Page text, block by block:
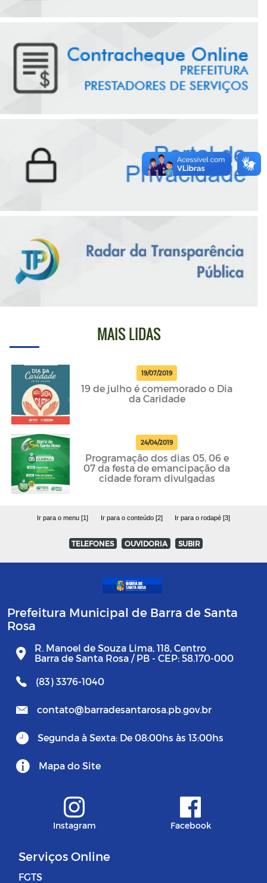
MAIS LIDAS
19/07/2019
19 de julho é comemorado o Dia
da Caridade
24/04/2019
Programação dos dias 05, 06 e
07 da festa de emancipação da
cidade foram divulgadas
Ir para o menu [1] Ir para o conteúdo [2] Ir para o rodapé [3]
TELEFONES OUVIDORIA SUBIR
Prefeitura Municipal de Barra de Santa
Rosa
R. Manoel de Souza Lima, 118, Centro
Barra de Santa Rosa / PB - CEP: 58.170-000
(83) 3376-1040
contato@barradesantarosa.pb.gov.br
Segunda à Sexta: De 08:00hs às 13:00hs
Mapa do Site
Instagram Facebook
Serviços Online
FGTS